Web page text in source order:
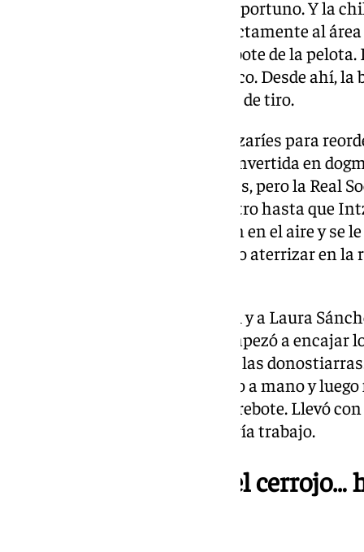
aparecer justo en el momento oportuno. Y la
de banda que Manoly colgó directamente al
Fernández, que no se esperó el bote de la
colegiada señaló el punto fatídico. Desde ahí,
lleva cinco muescas en su carta de tiro.
Ya la celebración sirvió a las nazaríes para
tocaba sufrir, premisa ahora convertida en
un armadillo y apretó los dientes, pero la Real
momento. Movió de un lado a otro hasta que
y tensó el arco. Edna vio el balón en el aire y se
Despegó como un avión y lo hizo aterrizar en la
Se creció desde entonces la Real y a Laura
. Empezó a
inmutarse pese a las ráfagas de las
quien perdió el pulso en el mano a mano y
contra el muro tras capturar el rebote. Llevó
vestuario, aunque todavía tendría trabajo.
Laura Sánchez echó el